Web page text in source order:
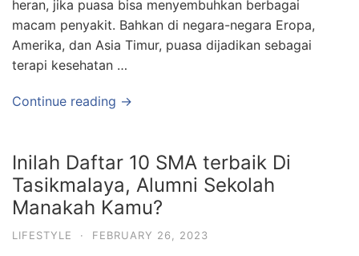
heran, jika puasa bisa menyembuhkan berbagai
macam penyakit. Bahkan di negara-negara Eropa,
Amerika, dan Asia Timur, puasa dijadikan sebagai
terapi kesehatan …
Continue reading →
Inilah Daftar 10 SMA terbaik Di
Tasikmalaya, Alumni Sekolah
Manakah Kamu?
LIFESTYLE · FEBRUARY 26, 2023